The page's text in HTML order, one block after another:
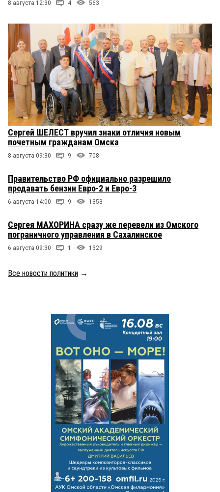
8 августа 12:30 4 563
Сергей ШЕЛЕСТ вручил знаки отличия новым
почетным гражданам Омска
8 августа 09:30 9 708
Правительство РФ официально разрешило
продавать бензин Евро-2 и Евро-3
6 августа 14:00 9 1353
Сергея МАХОРИНА сразу же перевели из Омского
пограничного управления в Сахалинское
6 августа 09:30 1 1329
Все новости политики →